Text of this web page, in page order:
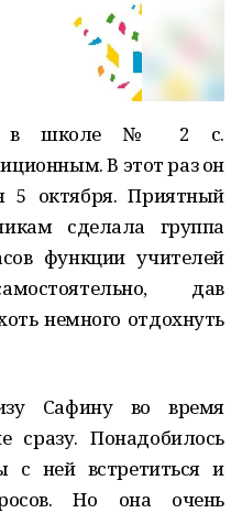
в школе № 2 с.
В этот раз он
5 октября. Приятный
сделала группа
функции учителей
дав
немного отдохнуть
Сафину во время
Понадобилось
с ней встретиться и
Но она очень